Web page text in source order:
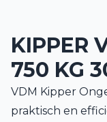
KIPPER
750 KG
VDM Kipper
praktisch en